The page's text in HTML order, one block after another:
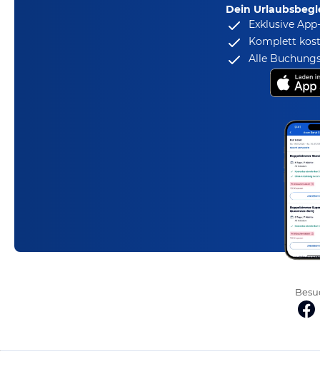
Dein
Exklusive
Komplett
Alle